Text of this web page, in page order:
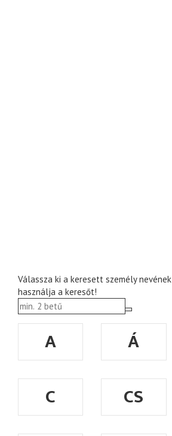
Válassza ki a keresett személy
használja a keresőt!
A Á
C
CS